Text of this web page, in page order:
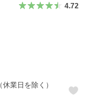
4.72
業日を除く）